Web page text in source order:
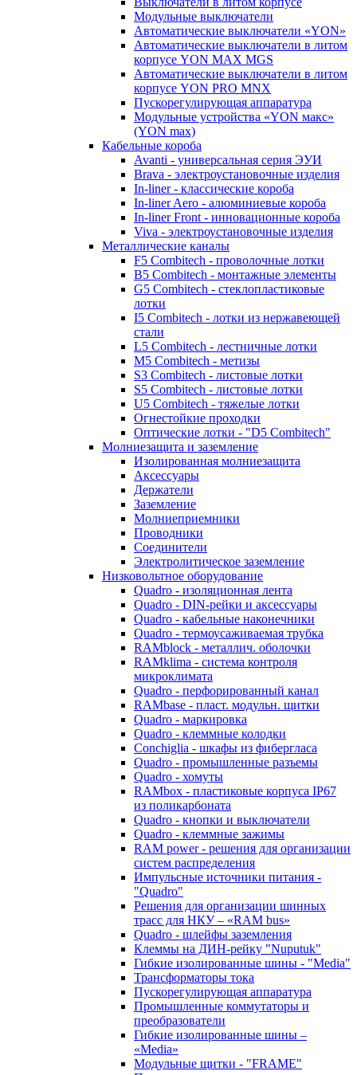
Модульные выключатели
Автоматические выключатели «YON»
Автоматические выключатели в литом
корпусе YON MAX MGS
Автоматические выключатели в литом
корпусе YON PRO MNX
Пускорегулирующая аппаратура
Модульные устройства «YON макс»
(YON max)
Кабельные короба
Avanti - универсальная серия ЭУИ
Brava - электроустановочные изделия
In-liner - классические короба
In-liner Aero - алюминиевые короба
In-liner Front - инновационные короба
Viva - электроустановочные изделия
Металлические каналы
F5 Combitech - проволочные лотки
B5 Combitech - монтажные элементы
G5 Combitech - стеклопластиковые
лотки
I5 Combitech - лотки из нержавеющей
стали
L5 Combitech - лестничные лотки
M5 Combitech - метизы
S3 Combitech - листовые лотки
S5 Combitech - листовые лотки
U5 Combitech - тяжелые лотки
Огнестойкие проходки
Оптические лотки - "D5 Combitech"
Молниезащита и заземление
Изолированная молниезащита
Аксессуары
Держатели
Заземление
Молниеприемники
Проводники
Соединители
Электролитическое заземление
Низковольтное оборудование
Quadro - изоляционная лента
Quadro - DIN-рейки и аксессуары
Quadro - кабельные наконечники
Quadro - термоусаживаемая трубка
RAMblock - металлич. оболочки
RAMklima - система контроля
микроклимата
Quadro - перфорированный канал
RAMbase - пласт. модульн. щитки
Quadro - маркировка
Quadro - клеммные колодки
Conchiglia - шкафы из фибергласа
Quadro - промышленные разъемы
Quadro - хомуты
RAMbox - пластиковые корпуса IP67
из поликарбоната
Quadro - кнопки и выключатели
Quadro - клеммные зажимы
RAM power - решения для организации
систем распределения
Импульсные источники питания -
"Quadro"
Решения для организации шинных
трасс для НКУ – «RAM bus»
Quadro - шлейфы заземления
Клеммы на ДИН-рейку "Nuputuk"
Гибкие изолированные шины - "Media"
Трансформаторы тока
Пускорегулирующая аппаратура
Промышленные коммутаторы и
преобразователи
Гибкие изолированные шины –
«Media»
Модульные щитки - "FRAME"